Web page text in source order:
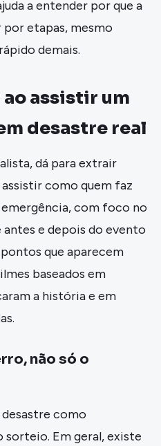
a entender por que a
etapas, mesmo
demais.
assistir um
desastre real
dá para extrair
como quem faz
com foco no
e depois do evento
que aparecem
baseados em
a história e em
não só o
como
sorteio. Em geral, existe